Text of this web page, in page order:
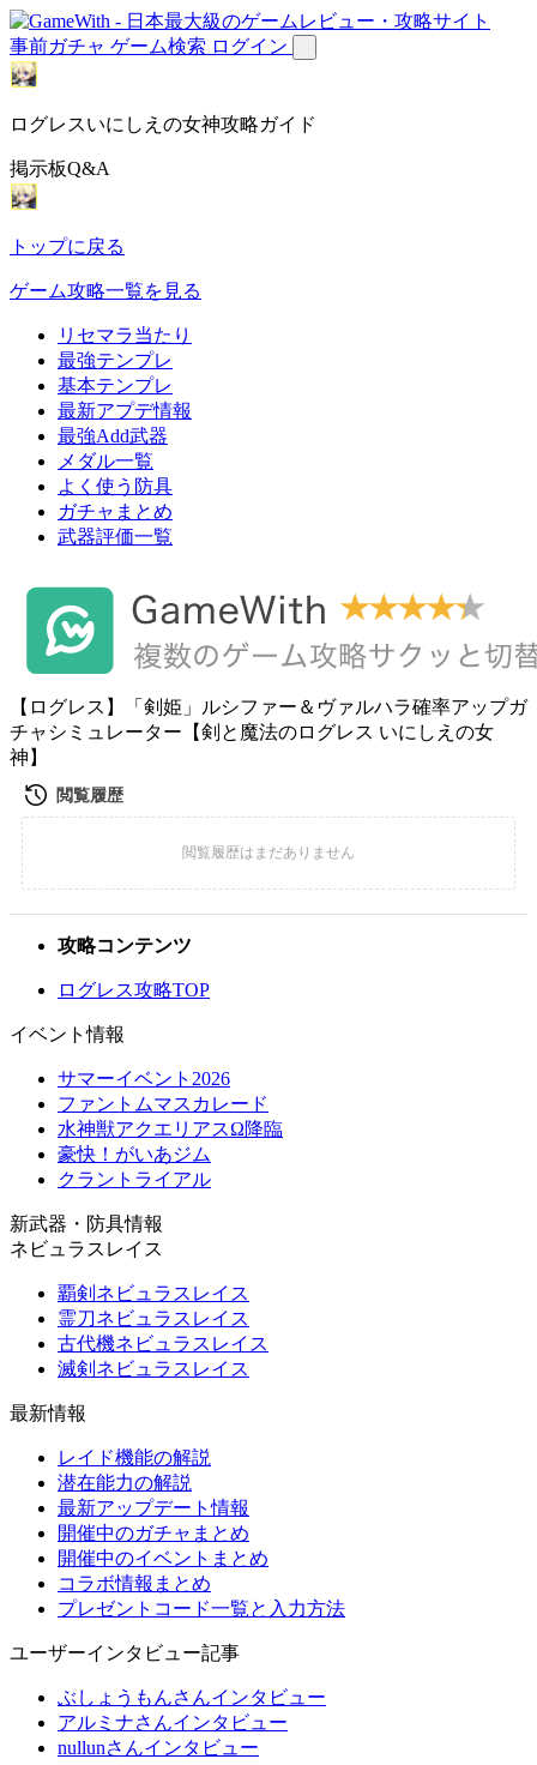
事前ガチャ ゲーム検索 ログイン
ログレスいにしえの女神攻略ガイド
掲示板Q&A
トップに戻る
ゲーム攻略一覧を見る
リセマラ当たり
最強テンプレ
基本テンプレ
最新アプデ情報
最強Add武器
メダル一覧
よく使う防具
ガチャまとめ
武器評価一覧
【ログレス】「剣姫」ルシファー＆ヴァルハラ確率アップガ
チャシミュレーター【剣と魔法のログレス いにしえの女
神】
攻略コンテンツ
ログレス攻略TOP
イベント情報
サマーイベント2026
ファントムマスカレード
水神獣アクエリアスΩ降臨
豪快！がいあジム
クラントライアル
新武器・防具情報
ネビュラスレイス
覇剣ネビュラスレイス
霊刀ネビュラスレイス
古代機ネビュラスレイス
滅剣ネビュラスレイス
最新情報
レイド機能の解説
潜在能力の解説
最新アップデート情報
開催中のガチャまとめ
開催中のイベントまとめ
コラボ情報まとめ
プレゼントコード一覧と入力方法
ユーザーインタビュー記事
ぶしょうもんさんインタビュー
アルミナさんインタビュー
nullunさんインタビュー